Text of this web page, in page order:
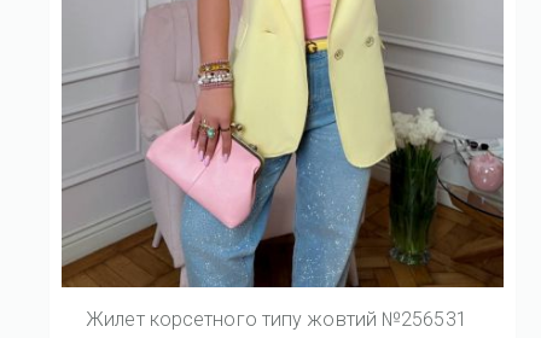
Жилет корсетного типу жовтий №256531